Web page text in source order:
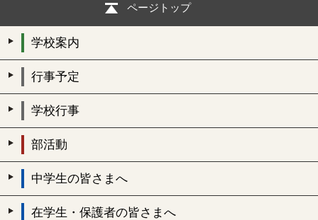
ページトップ
学校案内
行事予定
学校行事
部活動
中学生の皆さまへ
在学生・保護者の皆さまへ